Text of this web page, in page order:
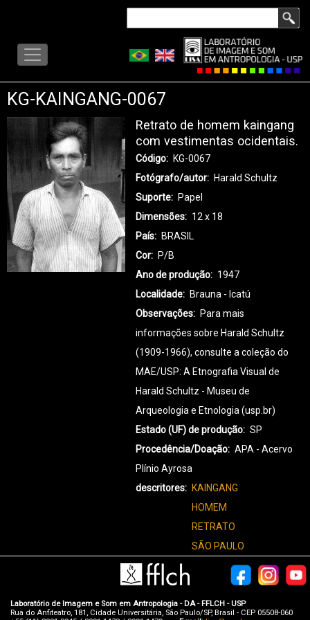
conteúdo
LISA
MENU
KG-KAINGANG-0067
Retrato de homem kaingang
com vestimentas ocidentais.
Código
KG-0067
Fotógrafo/autor
Harald Schultz
Suporte
Papel
Dimensões
12 x 18
País
BRASIL
Cor
P/B
Ano de produção
1947
Localidade
Brauna - Icatú
Observações
Para mais
informações sobre Harald Schultz
(1909-1966), consulte a coleção do
MAE/USP: A Etnografia Visual de
Harald Schultz - Museu de
Arqueologia e Etnologia (usp.br)
Estado (UF) de produção
SP
Procedência/Doação
APA - Acervo
Plínio Ayrosa
descritores
KAINGANG
HOMEM
RETRATO
SÃO PAULO
Laboratório de Imagem e Som em Antropologia - DA - FFLCH - USP
Rua do Anfiteatro, 181, Cidade Universitária, São Paulo/SP, Brasil - CEP 05508-060